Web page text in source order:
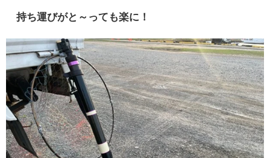
持ち運びがと～っても楽に！